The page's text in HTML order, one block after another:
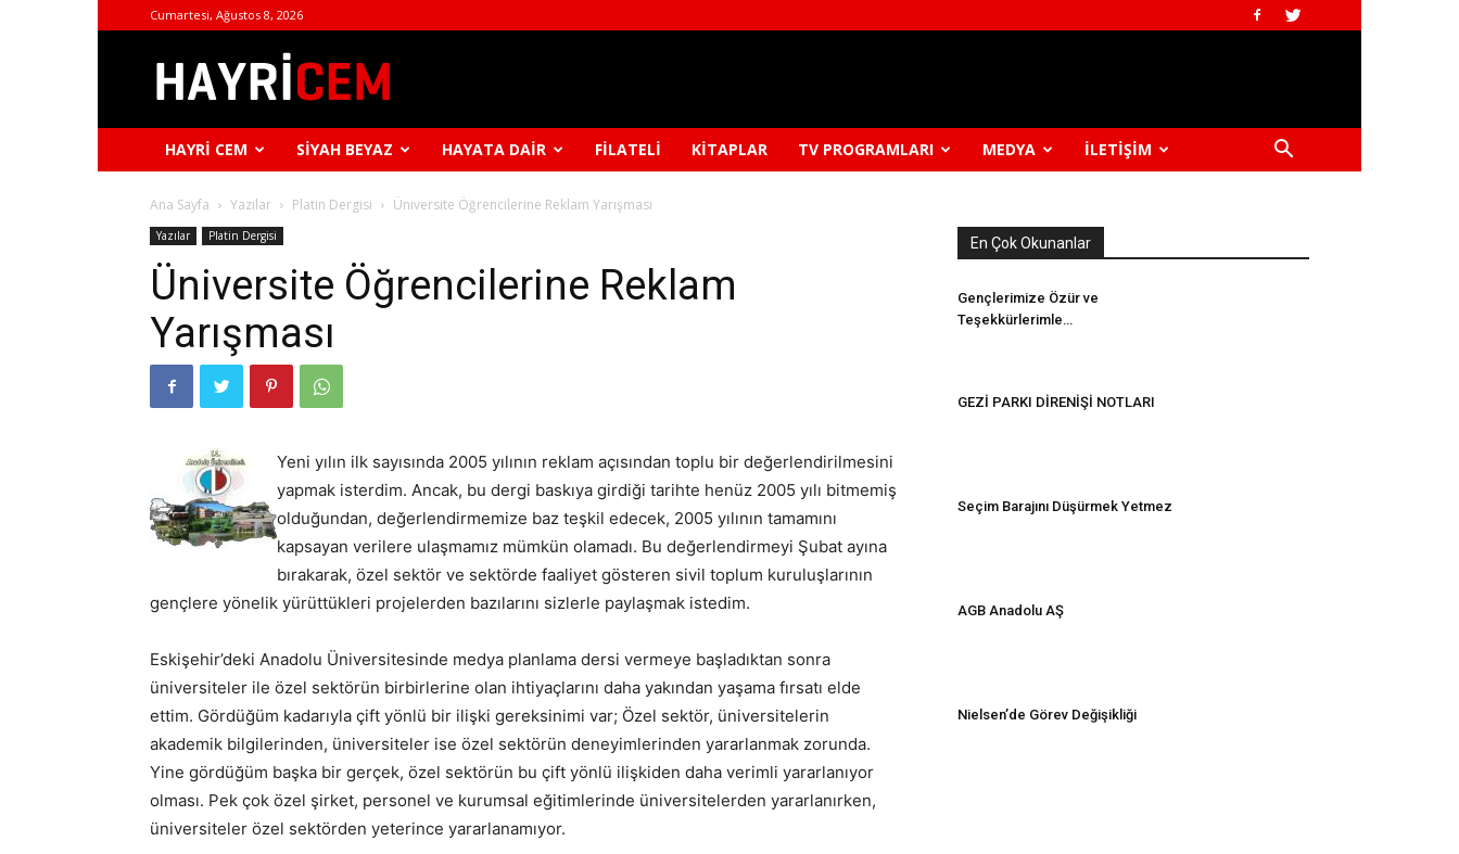
Cumartesi, Ağustos 8, 2026
Cem
HAYRI CEM SIYAH BEYAZ HAYATA DAIR FILATELI KITAPLAR TV PROGRAMLARI MEDYA İLETIŞIM
Ana Sayfa Yazılar Platin Dergisi Üniversite Öğrencilerine Reklam Yarışması
Yazılar Platin Dergisi
Üniversite Öğrencilerine Reklam
Yarışması
Yeni yılın ilk sayısında 2005 yılının reklam açısından toplu bir değerlendirilmesini
yapmak isterdim. Ancak, bu dergi baskıya girdiği tarihte henüz 2005 yılı bitmemiş
olduğundan, değerlendirmemize baz teşkil edecek, 2005 yılının tamamını
kapsayan verilere ulaşmamız mümkün olamadı. Bu değerlendirmeyi Şubat ayına
bırakarak, özel sektör ve sektörde faaliyet gösteren sivil toplum kuruluşlarının
gençlere yönelik yürüttükleri projelerden bazılarını sizlerle paylaşmak istedim.
Eskişehir’deki Anadolu Üniversitesinde medya planlama dersi vermeye başladıktan sonra
üniversiteler ile özel sektörün birbirlerine olan ihtiyaçlarını daha yakından yaşama fırsatı elde
ettim. Gördüğüm kadarıyla çift yönlü bir ilişki gereksinimi var; Özel sektör, üniversitelerin
akademik bilgilerinden, üniversiteler ise özel sektörün deneyimlerinden yararlanmak zorunda.
Yine gördüğüm başka bir gerçek, özel sektörün bu çift yönlü ilişkiden daha verimli yararlanıyor
olması. Pek çok özel şirket, personel ve kurumsal eğitimlerinde üniversitelerden yararlanırken,
üniversiteler özel sektörden yeterince yararlanamıyor.
En Çok Okunanlar
Gençlerimize Özür ve
Teşekkürlerimle…
GEZİ PARKI DİRENİŞİ NOTLARI
Seçim Barajını Düşürmek Yetmez
AGB Anadolu AŞ
Nielsen’de Görev Değişikliği